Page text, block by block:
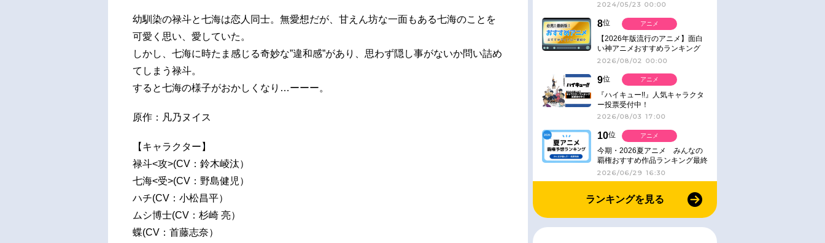
幼馴染の禄斗と七海は恋人同士。無愛想だが、甘えん坊な一面もある七海のことを
可愛く思い、愛していた。
しかし、七海に時たま感じる奇妙な”違和感”があり、思わず隠し事がないか問い詰め
てしまう禄斗。
すると七海の様子がおかしくなり…ーーー。
原作：凡乃ヌイス
【キャラクター】
禄斗<攻>(CV：鈴木崚汰）
七海<受>(CV：野島健児）
ハチ(CV：小松昌平）
ムシ博士(CV：杉崎 亮）
蝶(CV：首藤志奈）
2024/05/23 00:00
8位
【2026年版流行のアニメ】面白
い神アニメおすすめランキング
【名作・話題作】｜ジャンル別人
2026/08/02 00:00
アニメ
9位
『ハイキュー!!』人気キャラクタ
ー投票受付中！
2026/08/03 17:00
アニメ
10位
今期・2026夏アニメ みんなの
覇権おすすめ作品ランキング最終
結果発表！
2026/06/29 16:30
アニメ
ランキングを見る